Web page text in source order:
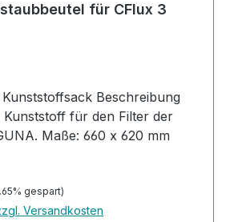
für CFlux 3
Kunststoff für den Filter der
CFlux 3 von LAGUNA. Maße: 660 x 620 mm
gespart)
Versandkosten